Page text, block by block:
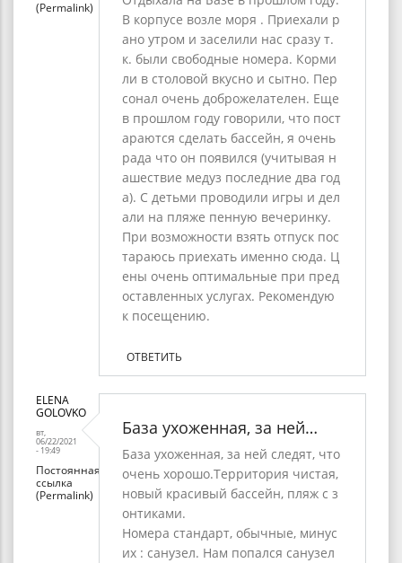
(Permalink)
В корпусе возле моря . Приехали р
ано утром и заселили нас сразу т.
к. были свободные номера. Корми
ли в столовой вкусно и сытно. Пер
сонал очень доброжелателен. Еще
в прошлом году говорили, что пост
араются сделать бассейн, я очень
рада что он появился (учитывая н
ашествие медуз последние два год
а). С детьми проводили игры и дел
али на пляже пенную вечеринку.
При возможности взять отпуск пос
тараюсь приехать именно сюда. Ц
ены очень оптимальные при пред
оставленных услугах. Рекомендую
к посещению.
ОТВЕТИТЬ
ELENA
GOLOVKO
вт,
06/22/2021
- 19:49
Постоянная
ссылка
(Permalink)
База ухоженная, за ней…
База ухоженная, за ней следят, что
очень хорошо.Территория чистая,
новый красивый бассейн, пляж с з
онтиками.
Номера стандарт, обычные, минус
их : санузел. Нам попался санузел